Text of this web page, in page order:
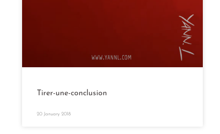
Tirer-une-conclusion
20 January 2018